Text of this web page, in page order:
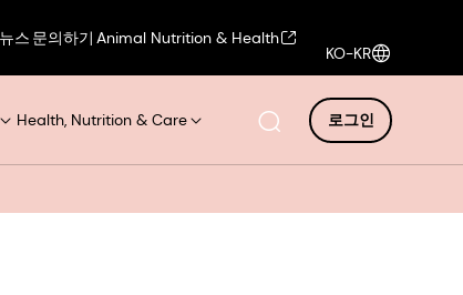
뉴스 문의하기 Animal Nutrition & Health
KO-KR
Health, Nutrition & Care 로그인